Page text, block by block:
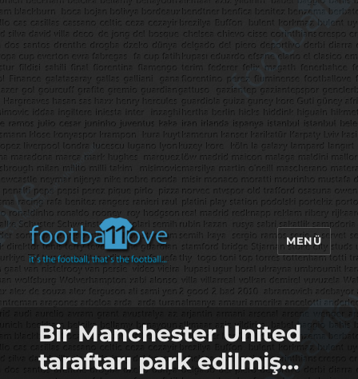
footbaLLove
MENÜ
Bir Manchester United
taraftarı park edilmiş…